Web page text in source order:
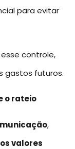
para evitar
controle,
gastos futuros.
o rateio
,
valores